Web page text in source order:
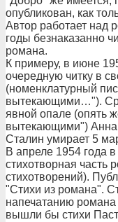
опубликован, как
Автор работает над
годы безнаказанно
романа.
К примеру, в июне
очередную читку в
(номенклатурный
вытекающими…").
явной опале (опять
вытекающими") Анна
Сталин умирает 5
В апреле 1954 года
стихотворная часть
стихотворений).
"Стихи из романа".
напечатанию
вышли бы стихи